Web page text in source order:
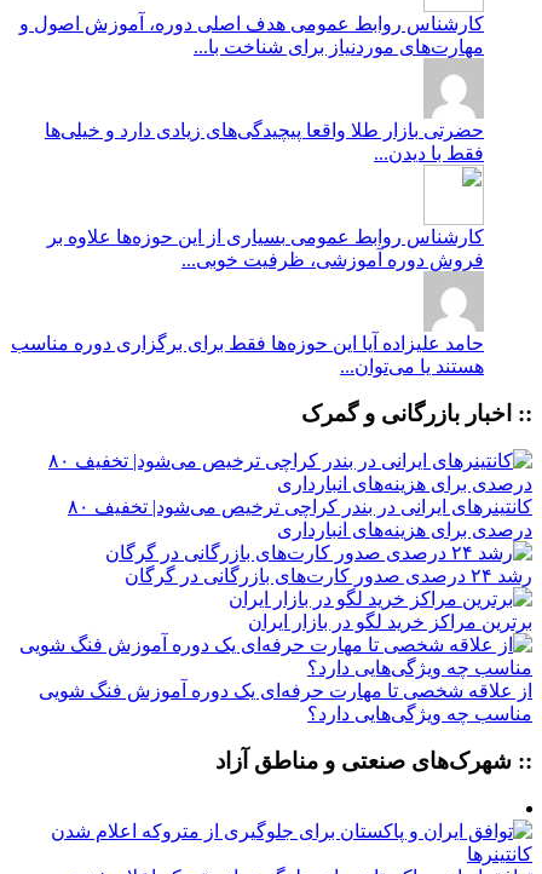
کارشناس روابط عمومی هدف اصلی دوره، آموزش اصول و
مهارت‌های موردنیاز برای شناخت با...
حضرتی بازار طلا واقعا پیچیدگی‌های زیادی دارد و خیلی‌ها
فقط با دیدن...
کارشناس روابط عمومی بسیاری از این حوزه‌ها علاوه بر
فروش دوره آموزشی، ظرفیت خوبی...
حامد علیزاده آیا این حوزه‌ها فقط برای برگزاری دوره مناسب
هستند یا می‌توان...
:: اخبار بازرگانی و گمرک
کانتینرهای ایرانی در بندر کراچی ترخیص می‌شود| تخفیف ۸۰
درصدی برای هزینه‌های انبارداری
رشد ۲۴ درصدی صدور کارت‌های بازرگانی در گرگان
برترین مراکز خرید لگو در بازار ایران
از علاقه شخصی تا مهارت حرفه‌ای یک دوره آموزش فنگ شویی
مناسب چه ویژگی‌هایی دارد؟
:: شهرک‌های صنعتی و مناطق آزاد